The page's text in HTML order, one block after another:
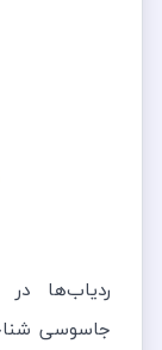
ردیاب‌ها در
جاسوسی